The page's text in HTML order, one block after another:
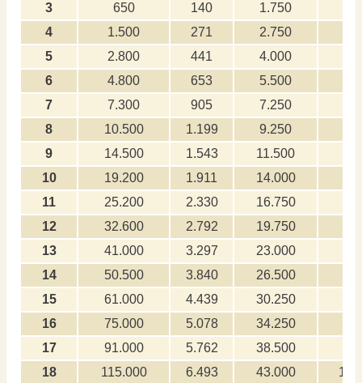
3
650 140 1.750
4
1.500 271 2.750
5
2.800 441 4.000
6
4.800 653 5.500
7
7.300 905 7.250
8
10.500 1.199 9.250
9
14.500 1.543 11.500
10
19.200 1.911 14.000
11
25.200 2.330 16.750
12
32.600 2.792 19.750
13
41.000 3.297 23.000
14
50.500 3.840 26.500
15
61.000 4.439 30.250
16
75.000 5.078 34.250
17
91.000 5.762 38.500
18
115.000 6.493 43.000